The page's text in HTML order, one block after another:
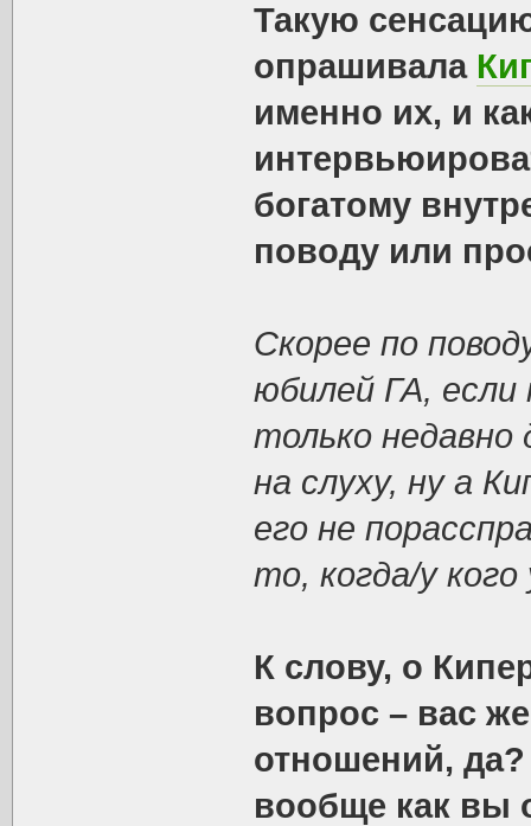
Такую
опрашивала
именно их, и
богатому
поводу или
Скорее по
юбилей ГА,
только недавно
на слуху, ну а
его не
то, когда/у
К слову, о
вопрос – вас
отношений,
вообще как вы